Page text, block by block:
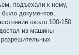
подъехали к нему,
документов,
около 100-150
из машины